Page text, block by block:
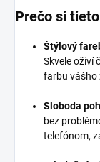
Prečo si
Štýlový
Skvele oživí
farbu vášho
Sloboda
bez
telefónom,